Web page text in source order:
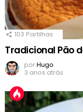
103 Partilhas
Tradicional Pão
porHugo
3 anos atrás